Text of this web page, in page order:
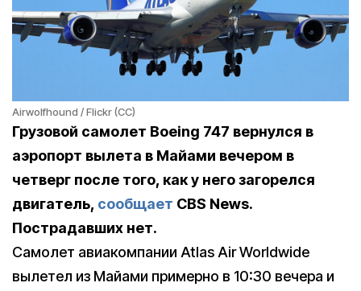
Airwolfhound / Flickr (CC)
Грузовой самолет Boeing 747 вернулся в
аэропорт вылета в Майами вечером в
четверг после того, как у него загорелся
двигатель, сообщает CBS News.
Пострадавших нет.
Самолет авиакомпании Atlas Air Worldwide
вылетел из Майами примерно в 10:30 вечера и